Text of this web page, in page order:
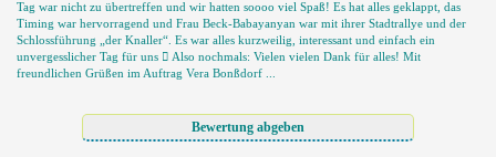
Tag war nicht zu übertreffen und wir hatten soooo viel Spaß! Es hat alles geklappt, das
Timing war hervorragend und Frau Beck-Babayanyan war mit ihrer Stadtrallye und der
Schlossführung „der Knaller“. Es war alles kurzweilig, interessant und einfach ein
unvergesslicher Tag für uns  Also nochmals: Vielen vielen Dank für alles! Mit
freundlichen Grüßen im Auftrag Vera Bonßdorf ...